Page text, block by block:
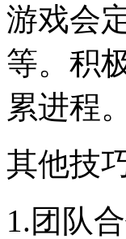
游戏会
等。积
累进程。
其他技
1.团队